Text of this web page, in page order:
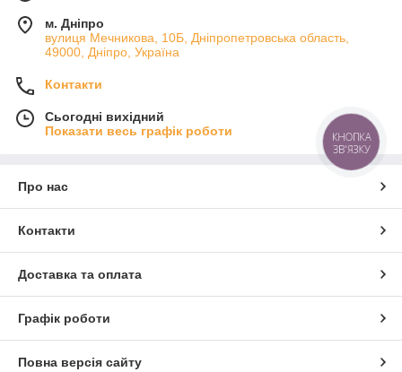
м. Дніпро
вулиця Мечникова, 10Б, Дніпропетровська область,
49000, Дніпро, Україна
Контакти
Сьогодні вихідний
Показати весь графік роботи
Про нас
Контакти
Доставка та оплата
Графік роботи
Повна версія сайту
КНОПКА
ЗВ'ЯЗКУ